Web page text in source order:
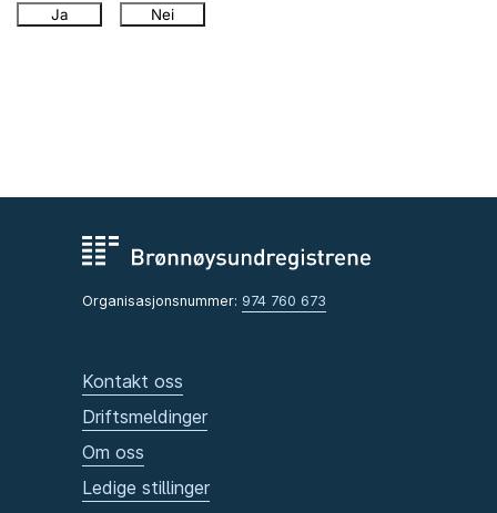
Ja Nei
Organisasjonsnummer: 974 760 673
Kontakt oss
Driftsmeldinger
Om oss
Ledige stillinger